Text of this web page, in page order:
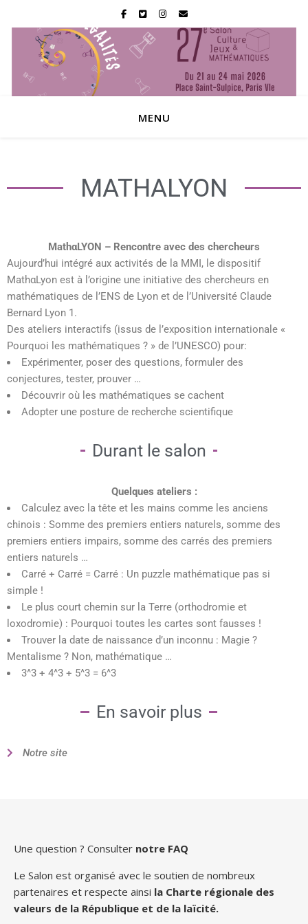
MENU
MATHΑLYON
MathαLYON – Rencontre avec des chercheurs
Aujourd’hui intégré aux activités de la MMI, le dispositif
MathαLyon est à l’origine une initiative des chercheurs en
mathématiques de l’ENS de Lyon et de l’Université Claude
Bernard Lyon 1.
Des ateliers interactifs (issus de l’exposition internationale «
Pourquoi les mathématiques ? » de l’UNESCO) pour:
Expérimenter, poser des questions, formuler des
conjectures, tester, prouver …
Découvrir où les mathématiques se cachent
Adopter une posture de recherche scientifique
Durant le salon
Quelques ateliers :
Calculez avec la tête et les mains comme les anciens
chinois : Somme des premiers entiers naturels, somme des
premiers entiers impairs, somme des carrés des premiers
entiers naturels …
Carré + Carré = Carré : Un puzzle mathématique pas si
simple !
Le plus court chemin sur la Terre (orthodromie et
loxodromie) : Pourquoi toutes les cartes sont fausses !
Trouver la date de naissance d’un inconnu : Magie ?
Mentalisme ? Non, mathématique …
3^3 + 4^3 + 5^3 = 6^3
En savoir plus
Notre site
Une question ? Consulter notre FAQ
Le Salon est organisé avec le soutien de nombreux
partenaires et respecte ainsi la Charte régionale des
valeurs de la République et de la laïcité.